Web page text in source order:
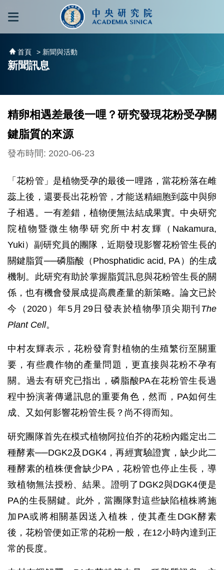
跳到主要內容區塊
首頁 > 新聞與活動
新聞訊息
精卵相遇差最後一哩？研究發現花粉受孕關
鍵脂質的來源
發布時間: 2020-06-23
「花粉管」是植物受孕的最後一哩路，當花粉落在雌
蕊上後，還要長出花粉管，才能送精細胞到蕊中與卵
子相遇。一有差錯，植物便無法結成果實。中央研究
院植物暨微生物學研究所中村友輝（Nakamura,
Yuki）副研究員的團隊，近期發現影響花粉管生長的
關鍵脂質──磷脂酸（Phosphatidic acid, PA）的生成
機制。此研究有助於掌握脂質訊息與花粉管生長的關
係，也有機會發展成提高農產量的新策略。論文已於
今（2020）年5月29日發表於植物學頂尖期刊 The
Plant Cell。
中村友輝表示，花粉發育對植物的生殖繁衍至關重
要，有些農作物的產量問題，更直接與花粉不孕有
關。過去有研究已指出，磷脂酸PA在花粉管生長過
程中扮演著傳遞訊息的重要角色，然而，PA如何生
成、又如何影響花粉管生長？尚不得而知。
研究團隊首先在模式植物阿拉伯芥的花粉內鑑定出二
種酵素──DGK2及DGK4，再經實驗證實，缺少此二
種酵素的植株便會缺少PA，花粉管也停止生長，導
致植物無法授粉、結果。證明了DGK2與DGK4便是
PA的生長關鍵。此外，當團隊對這些缺陷植株將施
加PA或將相關基因送入植株，使其產生DGK酵素
後，花粉管便如正常的花粉一般，在12小時內達到正
常的長度。